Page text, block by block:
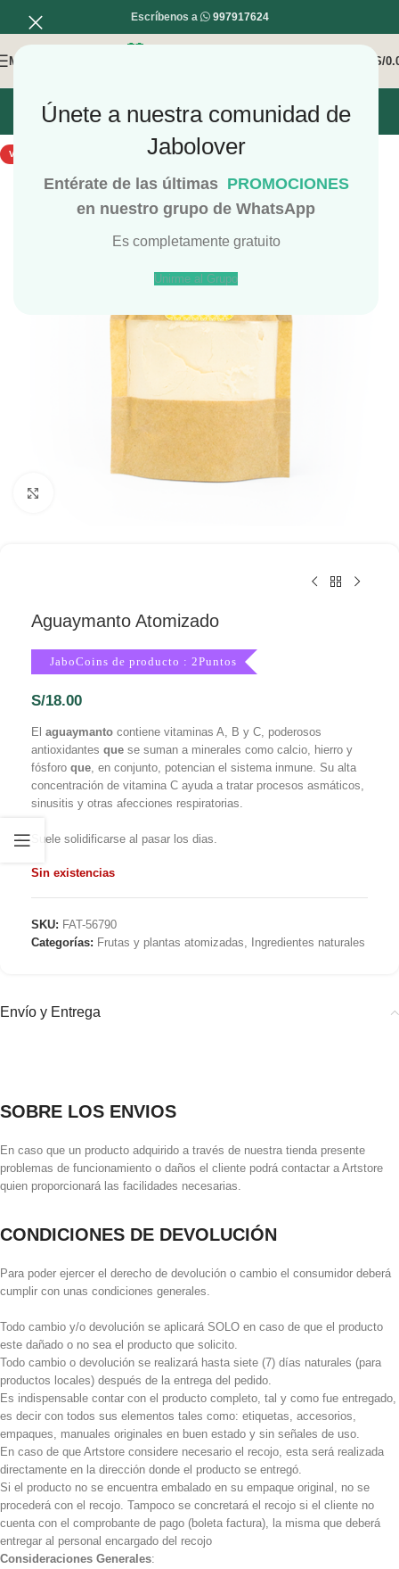
Únete a nuestra comunidad de
Jabolover
Entérate de las últimas PROMOCIONES
en nuestro grupo de WhatsApp
Es completamente gratuito
Unirme al Grupo
Escríbenos a 997917624
MENÚ S/
INICIO MI COMPRA MI CUENTA
VENDIDO
Aguaymanto Atomizado
JaboCoins de producto : 2Puntos
S/18.00
El aguaymanto contiene vitaminas A, B y C, poderosos
antioxidantes que se suman a minerales como calcio, hierro y
fósforo que, en conjunto, potencian el sistema inmune. Su alta
concentración de vitamina C ayuda a tratar procesos asmáticos,
sinusitis y otras afecciones respiratorias.
Suele solidificarse al pasar los dias.
Sin existencias
SKU: FAT-56790
Categorías: Frutas y plantas atomizadas, Ingredientes naturales
Envío y Entrega
SOBRE LOS ENVIOS
En caso que un producto adquirido a través de nuestra tienda presente
problemas de funcionamiento o daños el cliente podrá contactar a Artstore
quien proporcionará las facilidades necesarias.
CONDICIONES DE DEVOLUCIÓN
Para poder ejercer el derecho de devolución o cambio el consumidor deberá
cumplir con unas condiciones generales.
Todo cambio y/o devolución se aplicará SOLO en caso de que el producto
este dañado o no sea el producto que solicito.
Todo cambio o devolución se realizará hasta siete (7) días naturales (para
productos locales) después de la entrega del pedido.
Es indispensable contar con el producto completo, tal y como fue entregado,
es decir con todos sus elementos tales como: etiquetas, accesorios,
empaques, manuales originales en buen estado y sin señales de uso.
En caso de que Artstore considere necesario el recojo, esta será realizada
directamente en la dirección donde el producto se entregó.
Si el producto no se encuentra embalado en su empaque original, no se
procederá con el recojo. Tampoco se concretará el recojo si el cliente no
cuenta con el comprobante de pago (boleta factura), la misma que deberá
entregar al personal encargado del recojo
Consideraciones Generales: